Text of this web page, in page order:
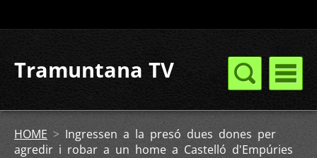
Tramuntana TV
HOME > Ingressen a la presó dues dones per
agredir i robar a un home a Castelló d'Empúries